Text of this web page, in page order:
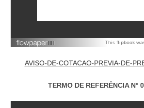
This flipbook
AVISO-DE-COTACAO-PREVIA-DE-
TERMO DE REFERÊNCIA Nº